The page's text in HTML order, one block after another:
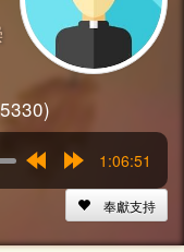
15s
1:06:51
奉獻支持